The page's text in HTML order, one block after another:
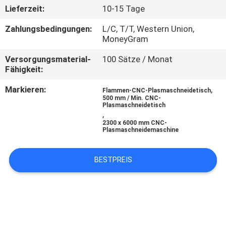
FORDERN
ZITAT
SITEMAP
DATENSCHUTZ-
Lieferzeit:
10-15 Tage
Zahlungsbedingungen:
L/C, T/T, Western Union,
MoneyGram
Versorgungsmaterial-
Fähigkeit:
100 Sätze / Monat
Markieren: Flammen-CNC-Plasmaschneidetisch,
500 mm / Min. CNC-
Plasmaschneidetisch
,
2300 x 6000 mm CNC-
Plasmaschneidemaschine
BESTPREIS